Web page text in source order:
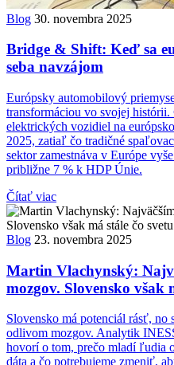
Blog 30. novembra 2025
Bridge & Shift: Keď sa
seba navzájom
Európsky automobilový
transformáciou vo svojej
elektrických vozidiel na
2025, zatiaľ čo tradičné
sektor zamestnáva v Európe
približne 7 % k HDP Únie.
Čítať viac
Blog 23. novembra 2025
Martin Vlachynský:
mozgov. Slovensko však
Slovensko má potenciál rásť, no
odlivom mozgov. Analytik
hovorí o tom, prečo mladí ľudia
dáta a čo potrebujeme zmeniť,